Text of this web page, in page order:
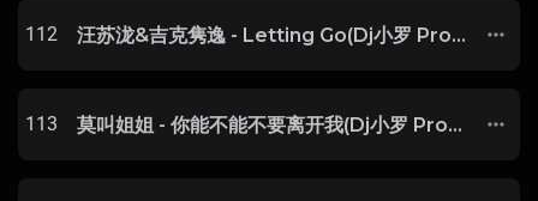
112 汪苏泷&吉克隽逸 - Letting Go(Dj小罗 ProgHouse Mix国语合唱)抖音-SSSSDJ整理♪♫
113 莫叫姐姐 - 你能不能不要离开我(Dj小罗 ProgHouse Mix国语女)